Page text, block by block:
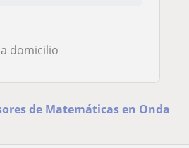
domicilio
de Matemáticas en Onda